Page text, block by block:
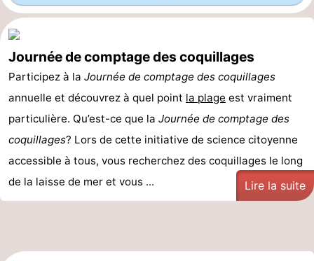
Journée de comptage des coquillages
Participez à la Journée de comptage des coquillages
annuelle et découvrez à quel point la plage est vraiment
particulière. Qu’est-ce que la Journée de comptage des
coquillages? Lors de cette initiative de science citoyenne
accessible à tous, vous recherchez des coquillages le long
de la laisse de mer et vous ...
Lire la suite